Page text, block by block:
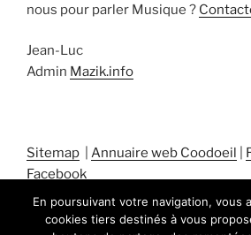
nous pour parler Musique ?
Jean-Luc
Admin Mazik.info
Sitemap Annuaire web Coodoeil
Facebook
En poursuivant votre navigation, vous
cookies tiers destinés à vous